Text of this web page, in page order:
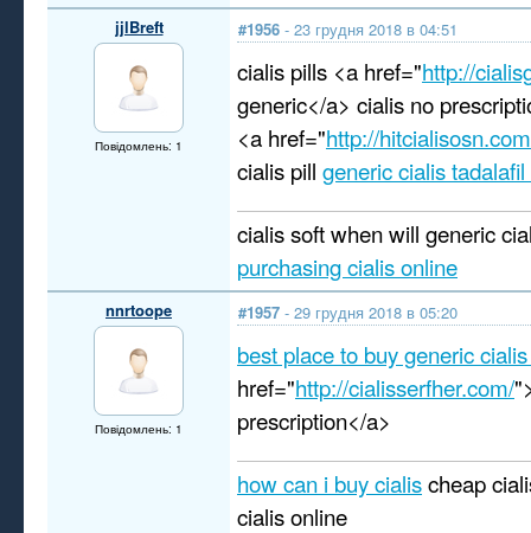
jjlBreft
Повідомлень: 1
#1956 - 23 грудня 2018 в 04:51
cialis pills <a href="http://
generic</a> cialis no
<a href="http://
cialis pill generic cialis
cialis soft when will generic
purchasing cialis online
nnrtoope
Повідомлень: 1
#1957 - 29 грудня 2018 в 05:20
best place to buy generic
href="http://cialisserfher.com/
prescription</a>
how can i buy cialischeap
cialis online